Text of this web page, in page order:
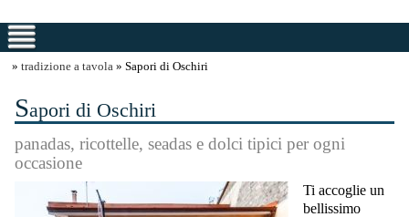
» tradizione a tavola » Sapori di Oschiri
Sapori di Oschiri
panadas, ricottelle, seadas e dolci tipici per ogni
occasione
Ti accoglie un
bellissimo